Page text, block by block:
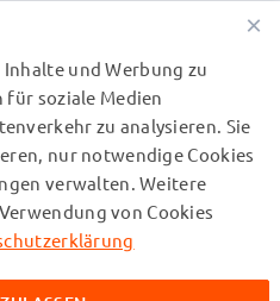
/ Charging Cable
Volt: 5V Lader
Ampere: 1A / 1000mA
Stromstecker
Mehrwertsteuer und
beachten Sie, dass alle
zur Information über unsere
×
und Werbung zu
soziale Medien
zu analysieren. Sie
nur notwendige Cookies
verwalten. Weitere
von Cookies